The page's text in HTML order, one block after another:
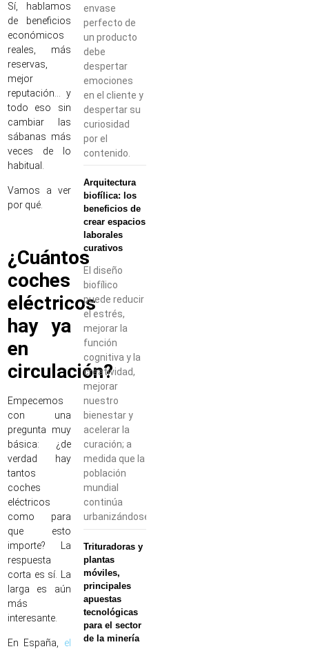
Sí, hablamos
de beneficios
económicos
reales, más
reservas,
mejor
reputación… y
todo eso sin
cambiar las
sábanas más
veces de lo
habitual.
Vamos a ver
por qué.
¿Cuántos
coches
eléctricos
hay ya
en
circulación?
Empecemos
con una
pregunta muy
básica: ¿de
verdad hay
tantos
coches
eléctricos
como para
que esto
importe? La
respuesta
corta es sí. La
larga es aún
más
interesante.
En España, el
envase
perfecto de
un producto
debe
despertar
emociones
en el cliente y
despertar su
curiosidad
por el
contenido.
Arquitectura
biofílica: los
beneficios de
crear espacios
laborales
curativos
El diseño
biofílico
puede reducir
el estrés,
mejorar la
función
cognitiva y la
creatividad,
mejorar
nuestro
bienestar y
acelerar la
curación; a
medida que la
población
mundial
continúa
urbanizándose,
Trituradoras y
plantas
móviles,
principales
apuestas
tecnológicas
para el sector
de la minería